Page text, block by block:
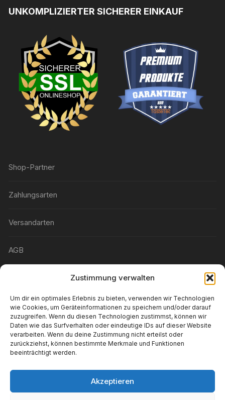
Zustimmung verwalten
Um dir ein optimales Erlebnis zu bieten, verwenden wir Technologien
wie Cookies, um Geräteinformationen zu speichern und/oder darauf
zuzugreifen. Wenn du diesen Technologien zustimmst, können wir
Daten wie das Surfverhalten oder eindeutige IDs auf dieser Website
verarbeiten. Wenn du deine Zustimmung nicht erteilst oder
zurückziehst, können bestimmte Merkmale und Funktionen
beeinträchtigt werden.
Akzeptieren
UNKOMPLIZIERTER SICHERER EINKAUF
Shop-Partner
Zahlungsarten
Versandarten
AGB
Widerrufsbelehrung
Wunschliste
Konto-Details
Impressum